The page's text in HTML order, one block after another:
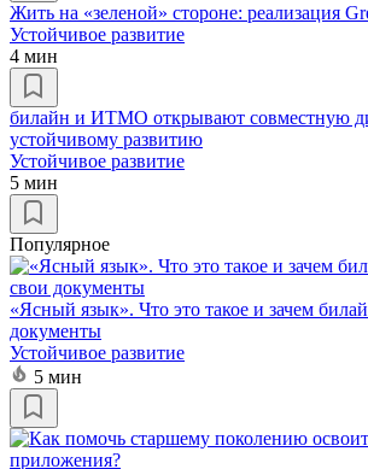
Жить на «зеленой» стороне: реализация
Устойчивое развитие
4 мин
билайн и ИТМО открывают совместную
устойчивому развитию
Устойчивое развитие
5 мин
Популярное
«Ясный язык». Что это такое и зачем
документы
Устойчивое развитие
5 мин